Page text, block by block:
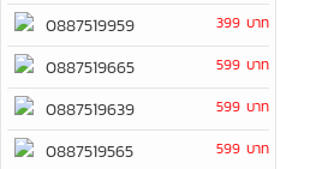
0887519959 399 บาท
0887519665 599 บาท
0887519639 599 บาท
0887519565 599 บาท